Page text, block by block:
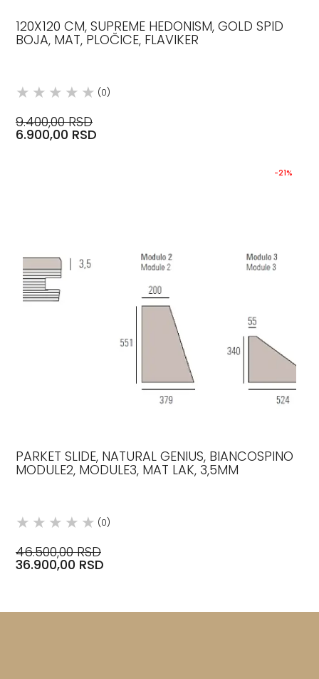
120X120 CM, SUPREME HEDONISM, GOLD SPID
BOJA, MAT, PLOČICE, FLAVIKER
(0)
9.400,00 RSD
6.900,00 RSD
-21%
PARKET SLIDE, NATURAL GENIUS, BIANCOSPINO
MODULE2, MODULE3, MAT LAK, 3,5MM
(0)
46.500,00 RSD
36.900,00 RSD